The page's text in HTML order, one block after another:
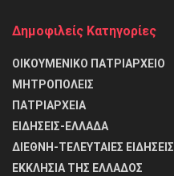
Δημοφιλείς Κατηγορίες
ΟΙΚΟΥΜΕΝΙΚΟ ΠΑΤΡΙΑΡΧΕΙΟ
ΜΗΤΡΟΠΟΛΕΙΣ
ΠΑΤΡΙΑΡΧΕΙΑ
ΕΙΔΗΣΕΙΣ-ΕΛΛΑΔΑ
ΔΙΕΘΝΗ-ΤΕΛΕΥΤΑΙΕΣ ΕΙΔΗΣΕΙΣ
ΕΚΚΛΗΣΙΑ ΤΗΣ ΕΛΛΑΔΟΣ